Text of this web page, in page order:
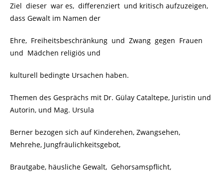
Ziel dieser war es, differenziert und kritisch aufzuzeigen,
dass Gewalt im Namen der
Ehre, Freiheitsbeschränkung und Zwang gegen Frauen
und Mädchen religiös und
kulturell bedingte Ursachen haben.
Themen des Gesprächs mit Dr. Gülay Cataltepe, Juristin und
Autorin, und Mag. Ursula
Berner bezogen sich auf Kinderehen, Zwangsehen,
Mehrehe, Jungfräulichkeitsgebot,
Brautgabe, häusliche Gewalt, Gehorsamspflicht,